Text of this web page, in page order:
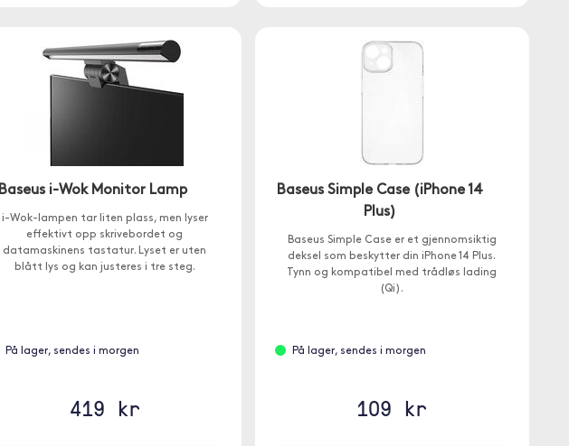
Baseus i-Wok Monitor Lamp
i-Wok-lampen tar liten plass, men lyser
effektivt opp skrivebordet og
datamaskinens tastatur. Lyset er uten
blått lys og kan justeres i tre steg.
På lager, sendes i morgen
419 kr
Baseus Simple Case (iPhone 14
Plus)
Baseus Simple Case er et gjennomsiktig
deksel som beskytter din iPhone 14 Plus.
Tynn og kompatibel med trådløs lading
(Qi).
På lager, sendes i morgen
109 kr